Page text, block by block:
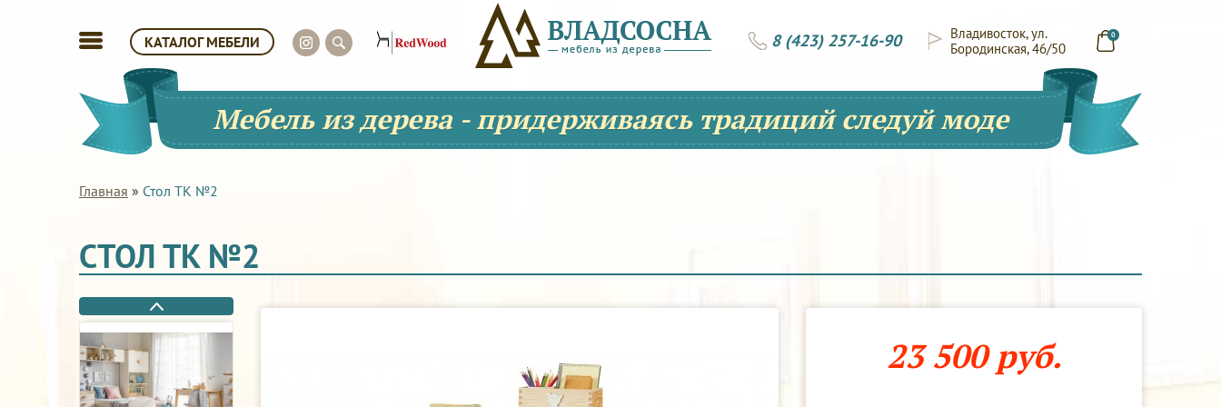
КАТАЛОГ МЕБЕЛИ 0
Владивосток, ул.
Бородинская, 46/50
8 (423) 257-16-90
Мебель из дерева - придерживаясь традиций следуй моде
Главная » Стол ТК №2
СТОЛ ТК №2
23 500 руб.